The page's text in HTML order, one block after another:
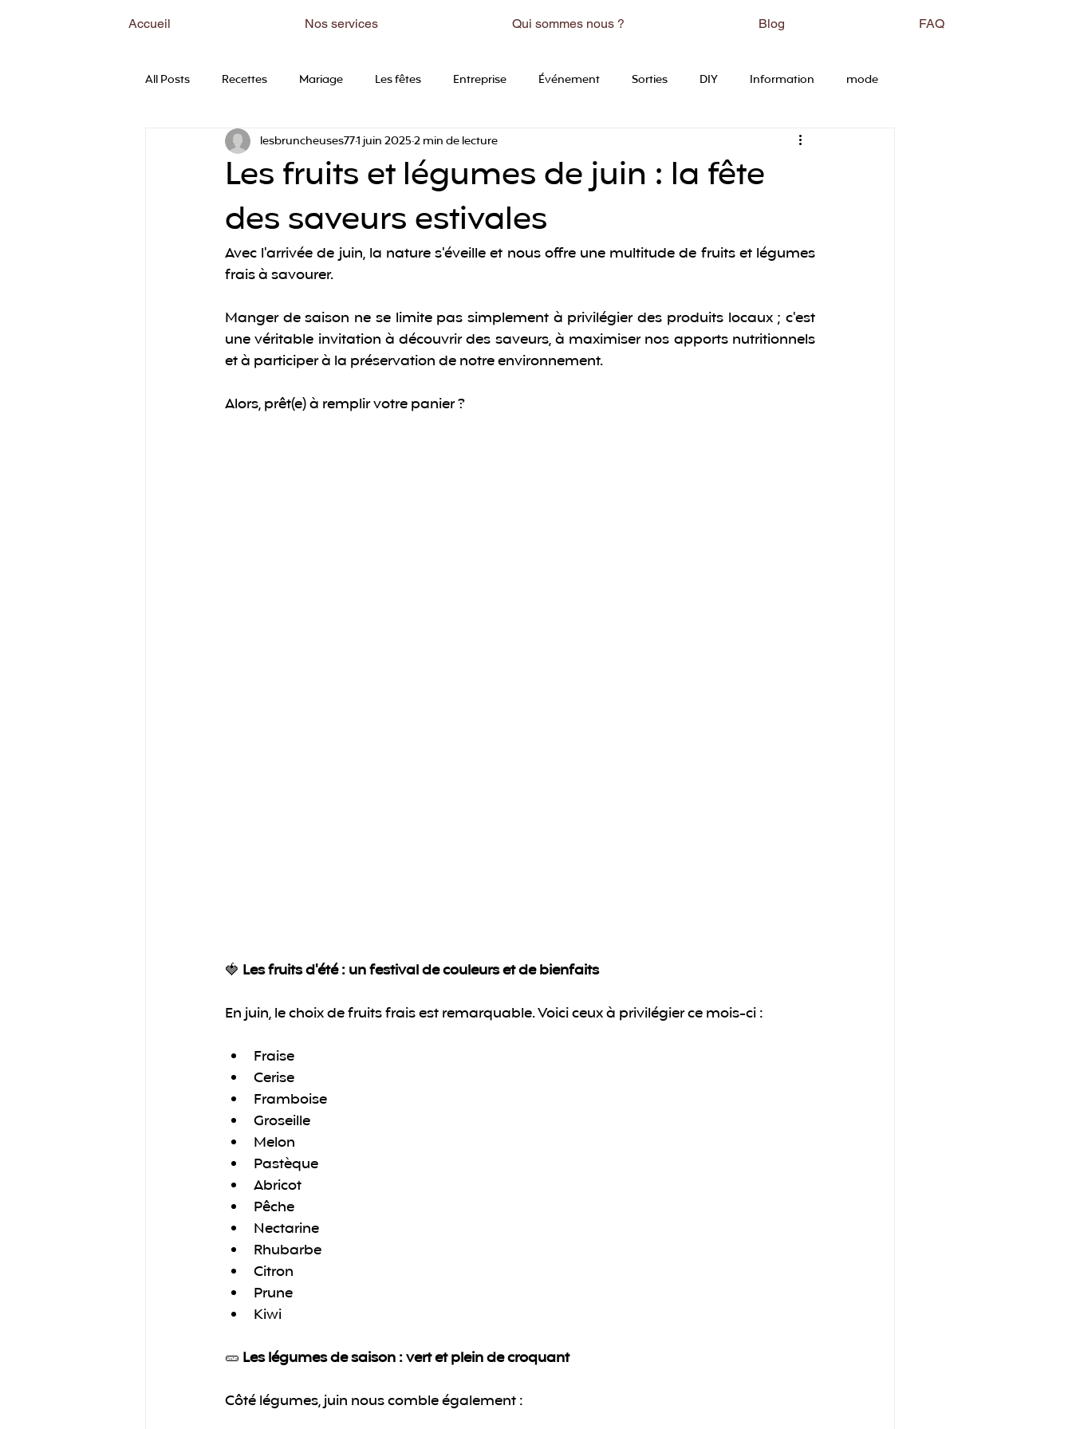
Accueil Nos services Qui sommes nous ? Blog FAQ
All Posts Recettes Mariage Les fêtes Entreprise Événement Sorties DIY Information mode
Les fruits et légumes de juin : la fête
des saveurs estivales
lesbruncheuses771 juin 20252 min de lecture
Avec l'arrivée de juin, la nature s'éveille et nous offre une multitude de fruits et légumes
frais à savourer.
Manger de saison ne se limite pas simplement à privilégier des produits locaux ; c'est
une véritable invitation à découvrir des saveurs, à maximiser nos apports nutritionnels
et à participer à la préservation de notre environnement.
Alors, prêt(e) à remplir votre panier ?
🍓 Les fruits d'été : un festival de couleurs et de bienfaits
En juin, le choix de fruits frais est remarquable. Voici ceux à privilégier ce mois-ci :
Fraise
Cerise
Framboise
Groseille
Melon
Pastèque
Abricot
Pêche
Nectarine
Rhubarbe
Citron
Prune
Kiwi
🥒 Les légumes de saison : vert et plein de croquant
Côté légumes, juin nous comble également :